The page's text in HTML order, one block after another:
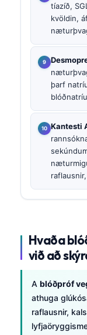
tíazíð,
kvöldin,
þarf
Kantesti
Hvaða
við að
A blóðpróf
athuga
raflausnir,